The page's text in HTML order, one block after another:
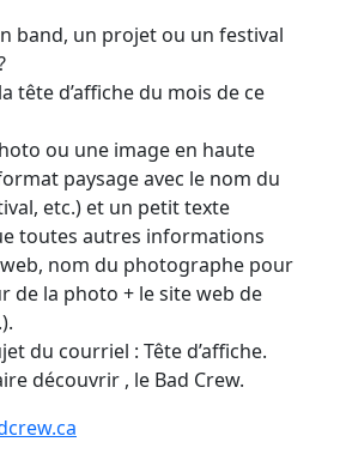
band, un projet ou un festival
tête d’affiche du mois de ce
ou une image en haute
paysage avec le nom du
etc.) et un petit texte
toutes autres informations
nom du photographe pour
de la photo + le site web de
du courriel : Tête d’affiche.
découvrir , le Bad Crew.